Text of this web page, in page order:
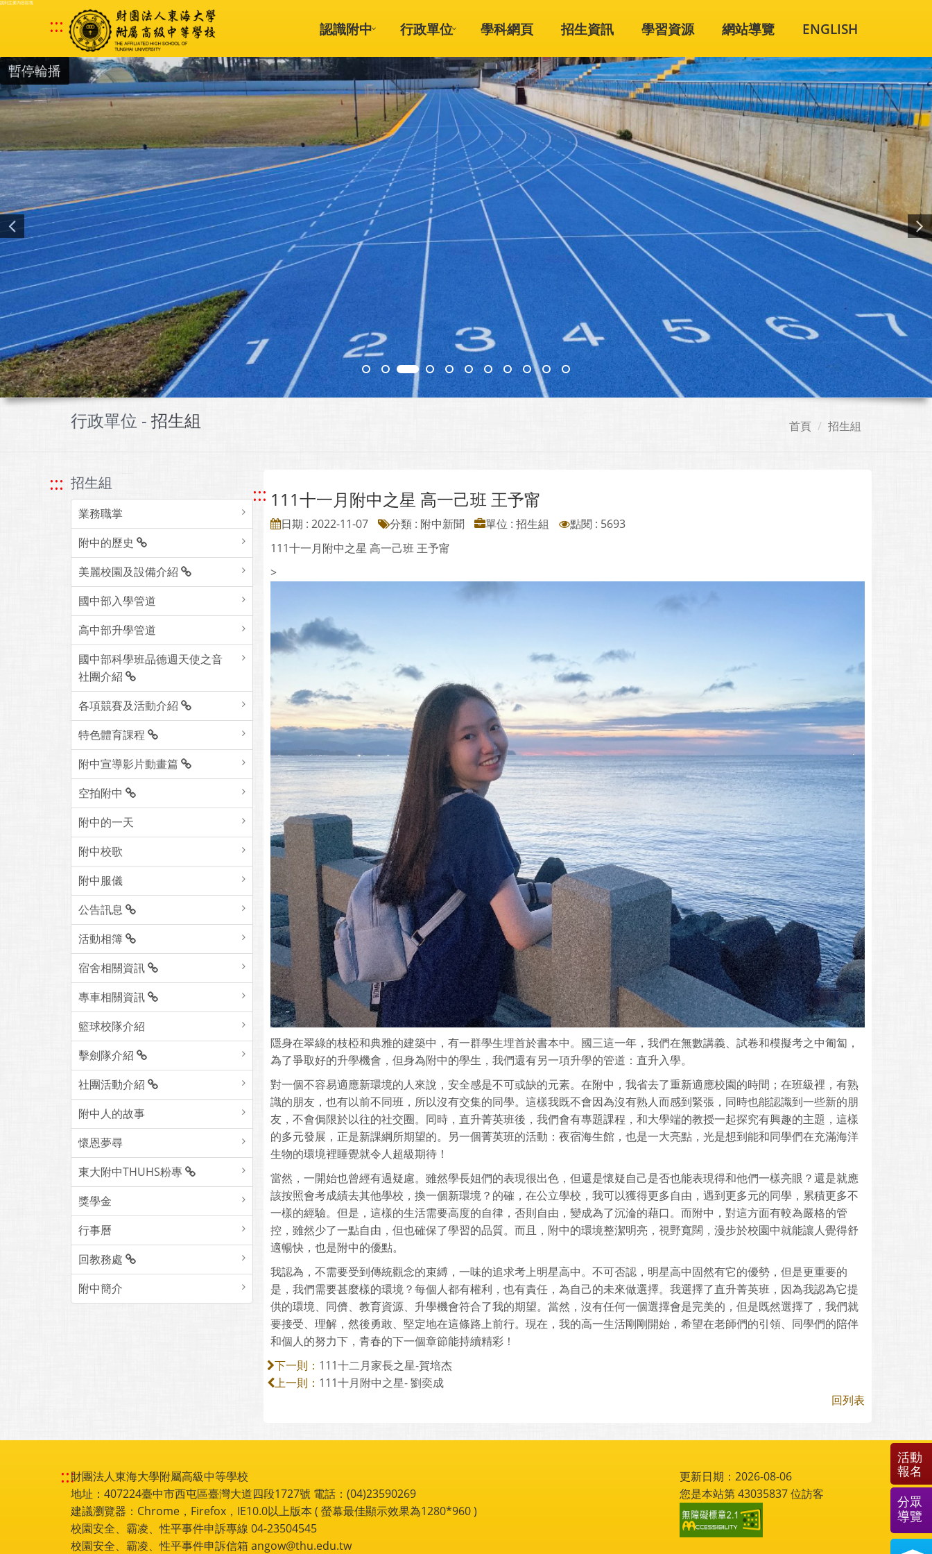
跳到主要內容區塊
::: 認識附中 行政單位 學科網頁 招生資訊 學習資源 網站導覽 ENGLISH
暫停輪播
行政單位 - 招生組 首頁 招生組
::: 招生組
業務職掌
附中的歷史
美麗校園及設備介紹
國中部入學管道
高中部升學管道
國中部科學班品德週天使之音
社團介紹
各項競賽及活動介紹
特色體育課程
附中宣導影片動畫篇
空拍附中
附中的一天
附中校歌
附中服儀
公告訊息
活動相簿
宿舍相關資訊
專車相關資訊
籃球校隊介紹
擊劍隊介紹
社團活動介紹
附中人的故事
懷恩夢尋
東大附中THUHS粉專
獎學金
行事曆
回教務處
附中簡介
::: 111十一月附中之星 高一己班 王予甯
日期 : 2022-11-07 分類 : 附中新聞 單位 : 招生組
點閱 : 5693
111十一月附中之星 高一己班 王予甯
>
隱身在翠綠的枝椏和典雅的建築中，有一群學生埋首於書本中。國三這一年，我們在無數講義、試卷和模擬考之中匍匐，
為了爭取好的升學機會，但身為附中的學生，我們還有另一項升學的管道：直升入學。
對一個不容易適應新環境的人來說，安全感是不可或缺的元素。在附中，我省去了重新適應校園的時間；在班級裡，有熟
識的朋友，也有以前不同班，所以沒有交集的同學。這樣我既不會因為沒有熟人而感到緊張，同時也能認識到一些新的朋
友，不會侷限於以往的社交圈。同時，直升菁英班後，我們會有專題課程，和大學端的教授一起探究有興趣的主題，這樣
的多元發展，正是新課綱所期望的。另一個菁英班的活動：夜宿海生館，也是一大亮點，光是想到能和同學們在充滿海洋
生物的環境裡睡覺就令人超級期待！
當然，一開始也曾經有過疑慮。雖然學長姐們的表現很出色，但還是懷疑自己是否也能表現得和他們一樣亮眼？還是就應
該按照會考成績去其他學校，換一個新環境？的確，在公立學校，我可以獲得更多自由，遇到更多元的同學，累積更多不
一樣的經驗。但是，這樣的生活需要高度的自律，否則自由，變成為了沉淪的藉口。而附中，對這方面有較為嚴格的管
控，雖然少了一點自由，但也確保了學習的品質。而且，附中的環境整潔明亮，視野寬闊，漫步於校園中就能讓人覺得舒
適暢快，也是附中的優點。
我認為，不需要受到傳統觀念的束縛，一味的追求考上明星高中。不可否認，明星高中固然有它的優勢，但是更重要的
是，我們需要甚麼樣的環境？每個人都有權利，也有責任，為自己的未來做選擇。我選擇了直升菁英班，因為我認為它提
供的環境、同儕、教育資源、升學機會符合了我的期望。當然，沒有任何一個選擇會是完美的，但是既然選擇了，我們就
要接受、理解，然後勇敢、堅定地在這條路上前行。現在，我的高一生活剛剛開始，希望在老師們的引領、同學們的陪伴
和個人的努力下，青春的下一個章節能持續精彩！
下一則： 111十二月家長之星-賀培杰
上一則： 111十月附中之星- 劉奕成
回列表
:::財團法人東海大學附屬高級中等學校
地址：407224臺中市西屯區臺灣大道四段1727號 電話：(04)23590269
建議瀏覽器：Chrome，Firefox，IE10.0以上版本 ( 螢幕最佳顯示效果為1280*960 )
校園安全、霸凌、性平事件申訴專線 04-23504545
校園安全、霸凌、性平事件申訴信箱 angow@thu.edu.tw
更新日期：2026-08-06
您是本站第43035837位訪客
活動
報名
分眾
導覽